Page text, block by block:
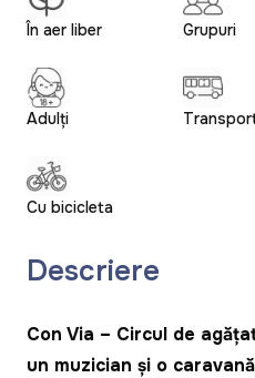
În aer liber Grupuri
Adulți
Cu bicicleta
Descriere
Con Via – Circul de
un muzician și o caravană